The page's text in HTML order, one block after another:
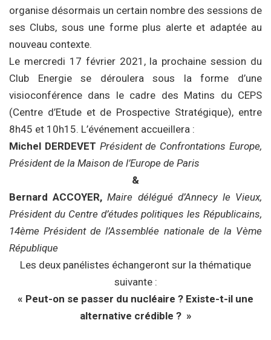
organise désormais un certain nombre des sessions de
ses Clubs, sous une forme plus alerte et adaptée au
nouveau contexte.
Le mercredi 17 février 2021, la prochaine session du
Club Energie se déroulera sous la forme d’une
visioconférence dans le cadre des Matins du CEPS
(Centre d’Etude et de Prospective Stratégique), entre
8h45 et 10h15. L’événement accueillera :
Michel DERDEVET Président de Confrontations Europe,
Président de la Maison de l’Europe de Paris
&
Bernard ACCOYER,Maire délégué d’Annecy le Vieux,
Président du Centre d’études politiques les Républicains,
14ème Président de l’Assemblée nationale de la Vème
République
Les deux panélistes échangeront sur la thématique
suivante :
« Peut-on se passer du nucléaire ? Existe-t-il une
alternative crédible ? »